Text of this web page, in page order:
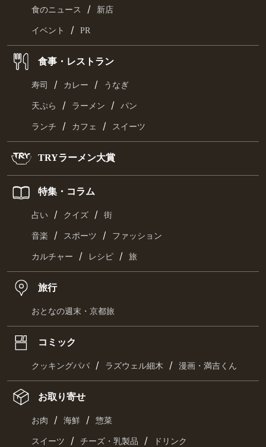
食のニュース / 新店
イベント / PR
食事・レストラン
寿司 / カレー / うなぎ
天ぷら / ラーメン / パン
ランチ / カフェ / スイーツ
TRYラーメン大賞
特集・コラム
占い / クイズ / 街
音楽 / スポーツ / ファッション
カルチャー / レシピ / 旅
旅行
おとなの週末・京都旅
コミック
クッキングパパ / ラズウェル細木 / 漫画・満吉くん
お取り寄せ
お肉 / 海鮮 / 惣菜
スイーツ / チーズ・乳製品 / ドリンク